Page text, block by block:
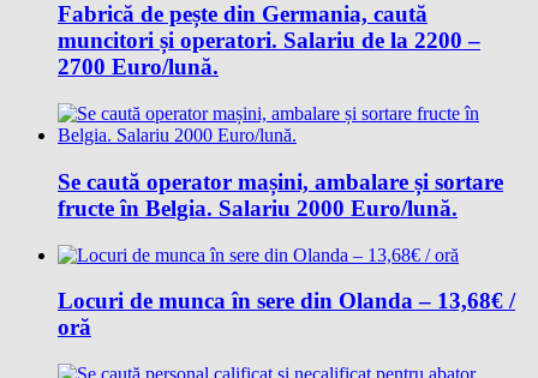
Fabrică de pește din Germania, caută
muncitori și operatori. Salariu de la 2200 –
2700 Euro/lună.
Se caută operator mașini, ambalare și sortare
fructe în Belgia. Salariu 2000 Euro/lună.
Locuri de munca în sere din Olanda – 13,68€ /
oră